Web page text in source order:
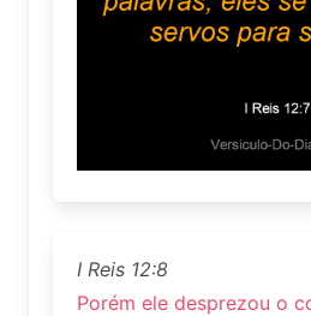
I Reis 12:8
Porém ele desprezou o